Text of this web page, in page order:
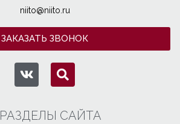
niito@niito.ru
ЗАКАЗАТЬ ЗВОНОК
РАЗДЕЛЫ САЙТА